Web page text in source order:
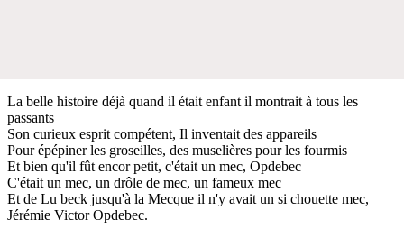
La belle histoire déjà quand il était enfant il montrait à tous les
passants
Son curieux esprit compétent, Il inventait des appareils
Pour épépiner les groseilles, des muselières pour les fourmis
Et bien qu'il fût encor petit, c'était un mec, Opdebec
C'était un mec, un drôle de mec, un fameux mec
Et de Lu beck jusqu'à la Mecque il n'y avait un si chouette mec,
Jérémie Victor Opdebec.